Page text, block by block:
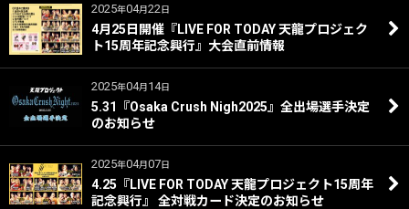
2025年04月22 日
4月25日開催『LIVE FOR TODAY 天龍プロジェク
ト15周年記念興行』大会直前情報
2025年04月 14日
5.31『Osaka Crush Nigh2025』全出場選手決定
のお知らせ
2025年04月07日
4.25『LIVE FOR TODAY 天龍プロジェクト15周年
記念興行』 全対戦カード決定のお知らせ